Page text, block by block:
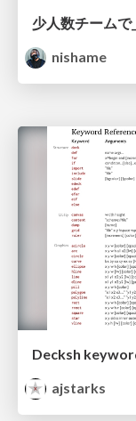
nishame
Decksh
ajstarks